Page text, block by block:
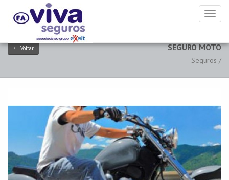
Voltar SEGURO MOTO
Seguros /